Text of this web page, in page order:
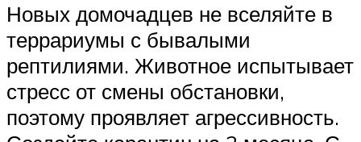
Новых домочадцев не вселяйте в
террариумы с бывалыми
рептилиями. Животное испытывает
стресс от смены обстановки,
поэтому проявляет агрессивность.